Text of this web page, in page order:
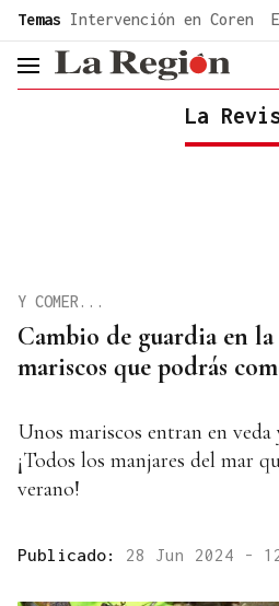
common.go-to-content
Temas Intervención en Coren
header.menu.open
La
Cambio de guardia en la
mariscos que podrás
Y COMER...
Unos mariscos entran en veda
¡Todos los manjares del mar
verano!
Publicado: 28 Jun 2024 -